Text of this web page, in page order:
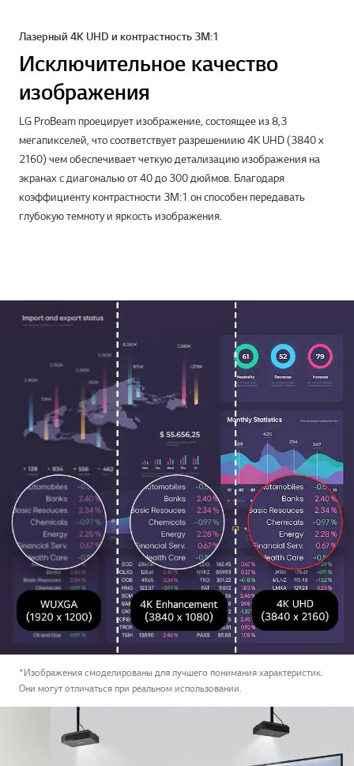
Лазерный 4K UHD и контрастность 3М:1
Исключительное качество
изображения
LG ProBeam проецирует изображение, состоящее из 8,3
мегапикселей, что соответствует разрешениию 4K UHD (3840 x
2160) чем обеспечивает четкую детализацию изображения на
экранах с диагональю от 40 до 300 дюймов. Благодаря
коэффициенту контрастности 3M:1 он способен передавать
глубокую темноту и яркость изображения.
*Изображения смоделированы для лучшего понимания характеристик.
Они могут отличаться при реальном использовании.